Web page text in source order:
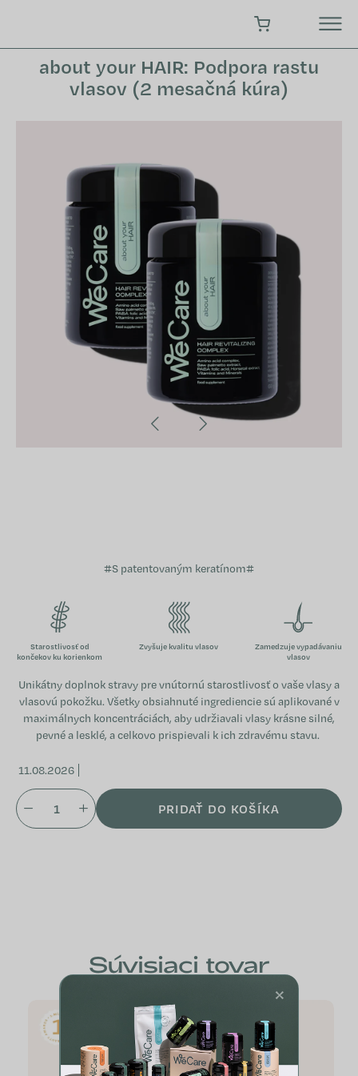
obsah
NÁKUPNÝ KOŠÍK
#S patentovaným keratínom#
Starostlivosť od
končekov ku korienkom
Zvyšuje kvalitu vlasov
Zamedzuje vypadávaniu
vlasov
Unikátny doplnok stravy pre vnútornú starostlivosť o vaše vlasy a
vlasovú pokožku. Všetky obsiahnuté ingrediencie sú aplikované v
maximálnych koncentráciách, aby udržiavali vlasy krásne silné,
pevné a lesklé, a celkovo prispievali k ich zdravému stavu.
11.08.2026
PRIDAŤ DO KOŠÍKA
about your HAIR: Podpora rastu
vlasov (2 mesačná kúra)
Súvisiaci tovar
×